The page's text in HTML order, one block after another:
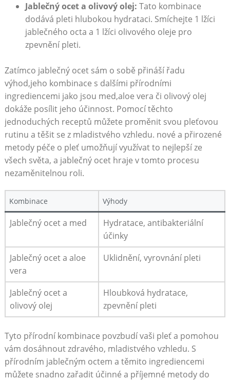
Jablečný ocet a olivový olej: Tato kombinace
dodává pleti hlubokou hydrataci. Smíchejte 1 lžíci
jablečného octa a 1 lžíci olivového oleje pro
zpevnění pleti.
Zatímco jablečný ocet sám o sobě přináší řadu
výhod,jeho kombinace s dalšími přírodními
ingrediencemi jako jsou med,aloe vera či olivový olej
dokáže posílit jeho účinnost. Pomocí těchto
jednoduchých receptů můžete proměnit svou pleťovou
rutinu a těšit se z mladistvého vzhledu. nové a přirozené
metody péče o pleť umožňují využívat to nejlepší ze
všech světa, a jablečný ocet hraje v tomto procesu
nezaměnitelnou roli.
Kombinace Výhody
Jablečný ocet a med
Hydratace, antibakteriální
účinky
Jablečný ocet a aloe
vera
Uklidnění, vyrovnání pleti
Jablečný ocet a
olivový olej
Hloubková hydratace,
zpevnění pleti
Tyto přírodní kombinace povzbudí vaši pleť a pomohou
vám dosáhnout zdravého, mladistvého vzhledu. S
přírodním jablečným octem a těmito ingrediencemi
můžete snadno zařadit účinné a příjemné metody do